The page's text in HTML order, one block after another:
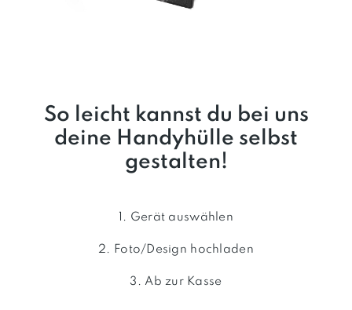
So leicht kannst du bei uns
deine Handyhülle selbst
gestalten!
1. Gerät auswählen
2. Foto/Design hochladen
3. Ab zur Kasse